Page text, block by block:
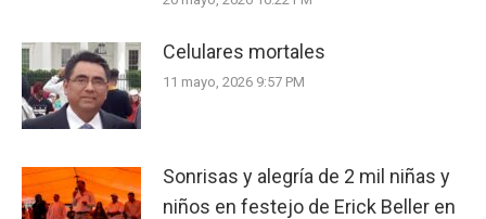
Celulares mortales
11 mayo, 2026 9:57 PM
Sonrisas y alegría de 2 mil niñas y
niños en festejo de Erick Beller en